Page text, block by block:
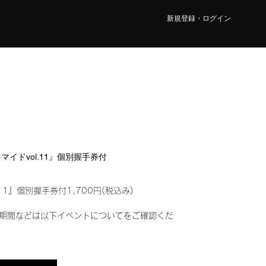
新規登録・ログイン
イドvol.11』個別握手券付
』個別握手券付1,700円(税込み)
間などは以下イベントについてをご確認くだ